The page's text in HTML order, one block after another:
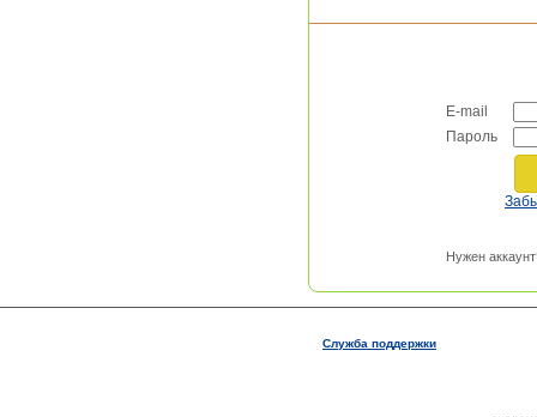
E-mail
Пароль
Нужен
Служба поддержки